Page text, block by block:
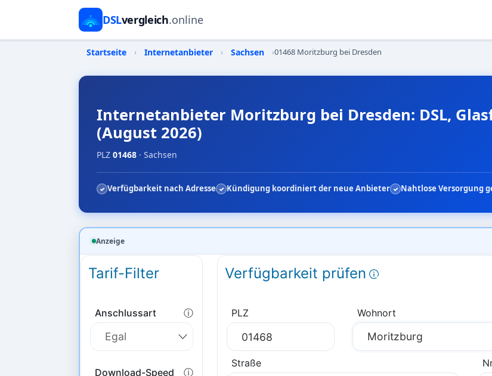
DSLvergleich.online
Startseite › Internetanbieter › Sachsen ›01468 Moritzburg bei Dresden
Internetanbieter Moritzburg bei Dresden: DSL,
(August 2026)
PLZ 01468 · Sachsen
Verfügbarkeit nach Adresse Kündigung koordiniert der neue Anbieter Nahtlose Versorgung
Anzeige